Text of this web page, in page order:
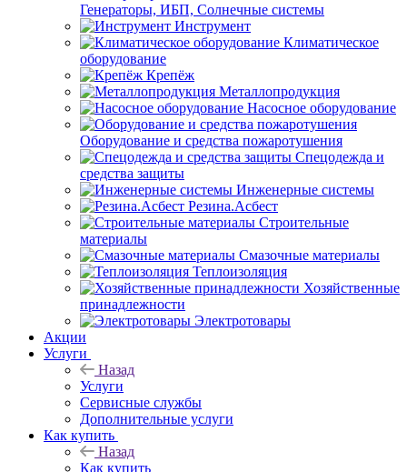
Генераторы, ИБП, Солнечные системы
Инструмент
Климатическое
оборудование
Крепёж
Металлопродукция
Насосное оборудование
Оборудование и средства пожаротушения
Спецодежда и
средства защиты
Инженерные системы
Резина.Асбест
Строительные
материалы
Смазочные материалы
Теплоизоляция
Хозяйственные
принадлежности
Электротовары
Акции
Услуги
Назад
Услуги
Сервисные службы
Дополнительные услуги
Как купить
Назад
Как купить